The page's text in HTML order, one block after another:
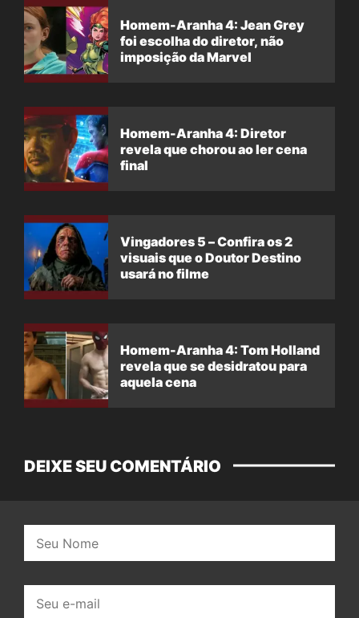
Homem-Aranha 4: Jean Grey
foi escolha do diretor, não
imposição da Marvel
Homem-Aranha 4: Diretor
revela que chorou ao ler cena
final
Vingadores 5 – Confira os 2
visuais que o Doutor Destino
usará no filme
Homem-Aranha 4: Tom Holland
revela que se desidratou para
aquela cena
DEIXE SEU COMENTÁRIO
mail: